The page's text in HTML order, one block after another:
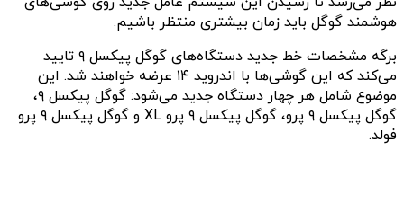
هوشمند گوگل باید زمان بیشتری منتظر باشیم.
برگه مشخصات خط جدید دستگاه‌های گوگل پیکسل ۹ تایید
می‌کند که این گوشی‌ها با اندروید ۱۴ عرضه خواهند شد. این
موضوع شامل هر چهار دستگاه جدید می‌شود: گوگل پیکسل ۹،
گوگل پیکسل ۹ پرو، گوگل پیکسل ۹ پرو XL و گوگل پیکسل ۹ پرو
فولد.